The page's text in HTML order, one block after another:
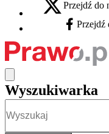
X - otwiera się w
Przejdź do
Facebook -
Przejdź
Wyszukiwarka